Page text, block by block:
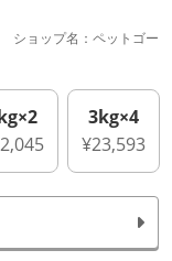
ショップ名：ペットゴー
3kg×4
¥23,593